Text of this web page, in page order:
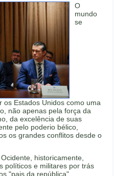
O
mundo
se
Estados Unidos como uma
não apenas pela força da
da excelência de suas
pelo poderio bélico,
os grandes conflitos desde o
historicamente,
políticos e militares por trás
"pais da república"